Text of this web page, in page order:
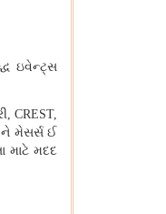
ઇવેન્ટ્સ
, CREST,
મેસર્સ ઈ
માટે મદદ